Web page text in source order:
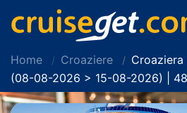
Home Croaziere
Croaziera
(08-08-2026 > 15-08-2026) |